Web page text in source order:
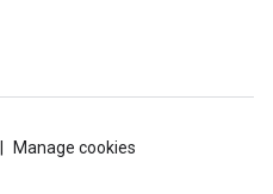
Manage cookies